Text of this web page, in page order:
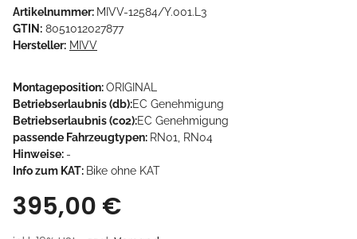
Artikelnummer: MIVV-12584/Y.001.L3
GTIN: 8051012027877
Hersteller: MIVV
Montageposition:ORIGINAL
Betriebserlaubnis (db):EC Genehmigung
Betriebserlaubnis (co2):EC Genehmigung
passende Fahrzeugtypen: RN01, RN04
Hinweise: -
Info zum KAT: Bike ohne KAT
395,00 €